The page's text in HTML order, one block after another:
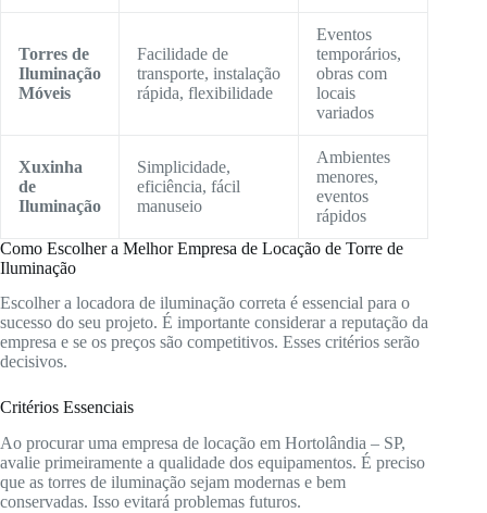
Torres de
Iluminação
Móveis
Facilidade de
transporte, instalação
rápida, flexibilidade
Eventos
temporários,
obras com
locais
variados
Xuxinha
de
Iluminação
Simplicidade,
eficiência, fácil
manuseio
Ambientes
menores,
eventos
rápidos
Como Escolher a Melhor Empresa de Locação de Torre de
Iluminação
Escolher a locadora de iluminação correta é essencial para o
sucesso do seu projeto. É importante considerar a reputação da
empresa e se os preços são competitivos. Esses critérios serão
decisivos.
Critérios Essenciais
Ao procurar uma empresa de locação em Hortolândia – SP,
avalie primeiramente a qualidade dos equipamentos. É preciso
que as torres de iluminação sejam modernas e bem
conservadas. Isso evitará problemas futuros.